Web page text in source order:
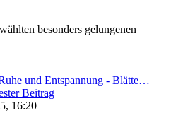
besonders gelungenen
und Entspannung - Blätte…
Beitrag
16:20